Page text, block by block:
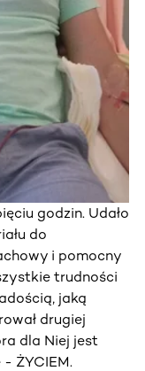
godzin. Udało
do
i pomocny
trudności
jaką
drugiej
dla Niej jest
ŻYCIEM.